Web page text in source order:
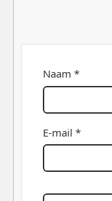
Naam *
E-mail *